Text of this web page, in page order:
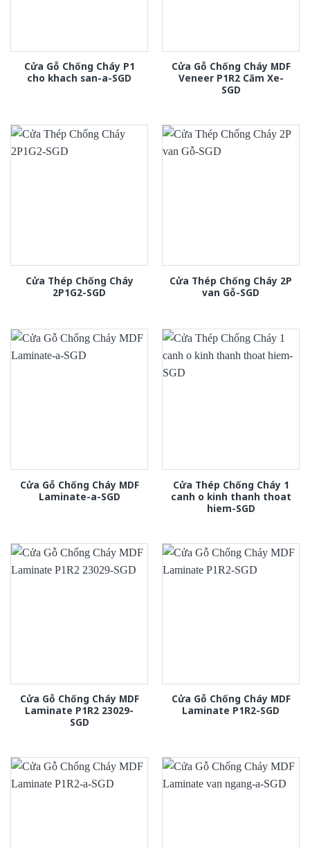
Cửa Gỗ Chống Cháy P1
cho khach san-a-SGD
Cửa Gỗ Chống Cháy MDF
Veneer P1R2 Căm Xe-
SGD
Cửa Thép Chống Cháy
2P1G2-SGD
Cửa Thép Chống Cháy 2P
van Gỗ-SGD
Cửa Gỗ Chống Cháy MDF
Laminate-a-SGD
Cửa Thép Chống Cháy 1
canh o kinh thanh thoat
hiem-SGD
Cửa Gỗ Chống Cháy MDF
Laminate P1R2 23029-
SGD
Cửa Gỗ Chống Cháy MDF
Laminate P1R2-SGD